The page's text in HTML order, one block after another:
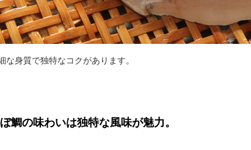
な身質で独特なコクがあります。
鯛の味わいは独特な風味が魅力。